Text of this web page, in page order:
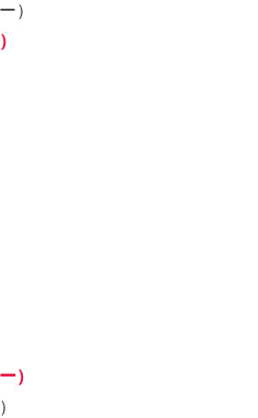
）
）